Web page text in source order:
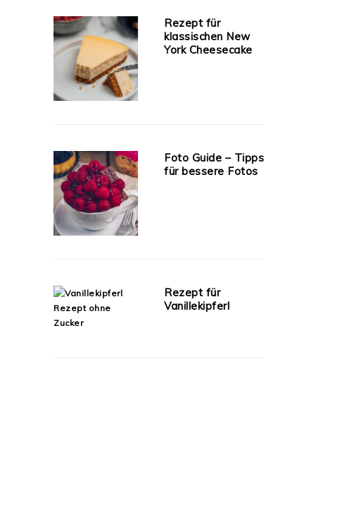
Rezept für
klassischen New
York Cheesecake
Foto Guide – Tipps
für bessere Fotos
Rezept für
Vanillekipferl